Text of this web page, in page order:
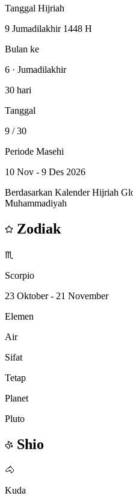
Tanggal Hijriah
9 Jumadilakhir 1448 H
Bulan ke
6 · Jumadilakhir
30 hari
Tanggal
9 / 30
Periode Masehi
10 Nov - 9 Des 2026
Berdasarkan Kalender Hijriah
Muhammadiyah
Zodiak
♏
Scorpio
23 Oktober - 21 November
Elemen
Air
Sifat
Tetap
Planet
Pluto
Shio
🐴
Kuda